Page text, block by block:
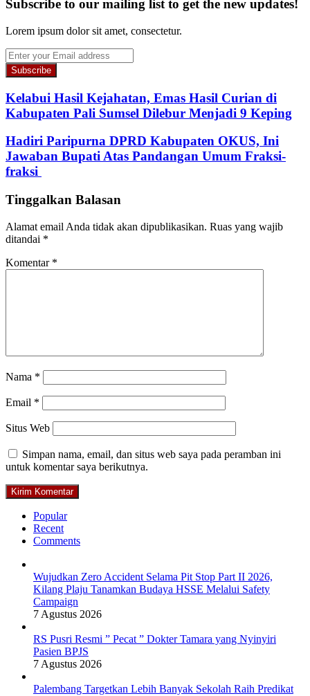
Subscribe to our mailing list to get the new updates!
Lorem ipsum dolor sit amet, consectetur.
Enter
your
Email
address
Kelabui Hasil Kejahatan, Emas Hasil Curian di
Kabupaten Pali Sumsel Dilebur Menjadi 9 Keping
Hadiri Paripurna DPRD Kabupaten OKUS, Ini
Jawaban Bupati Atas Pandangan Umum Fraksi-
fraksi
Tinggalkan Balasan
Alamat email Anda tidak akan dipublikasikan. Ruas yang wajib
ditandai *
Komentar *
Nama *
Email *
Situs Web
Simpan nama, email, dan situs web saya pada peramban ini
untuk komentar saya berikutnya.
Popular
Recent
Comments
Wujudkan Zero Accident Selama Pit Stop Part II 2026,
Kilang Plaju Tanamkan Budaya HSSE Melalui Safety
Campaign
7 Agustus 2026
RS Pusri Resmi ” Pecat ” Dokter Tamara yang Nyinyiri
Pasien BPJS
7 Agustus 2026
Palembang Targetkan Lebih Banyak Sekolah Raih Predikat